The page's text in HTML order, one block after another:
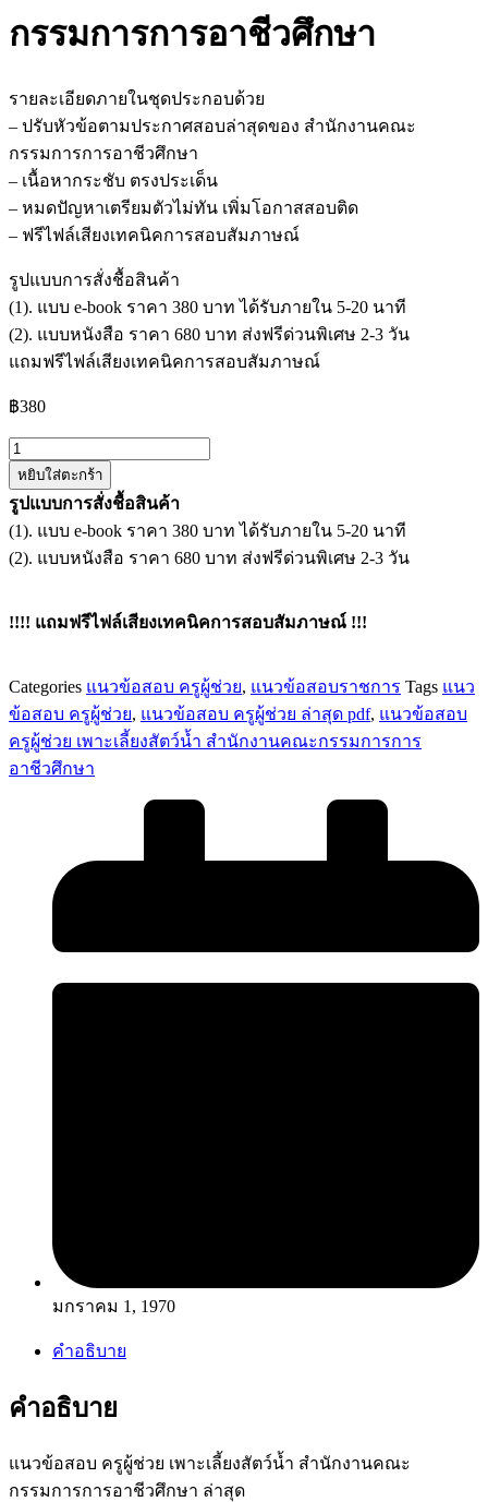
กรรมการการอาชีวศึกษา
รายละเอียดภายในชุดประกอบด้วย
– ปรับหัวข้อตามประกาศสอบล่าสุดของ สำนักงานคณะ
กรรมการการอาชีวศึกษา
– เนื้อหากระชับ ตรงประเด็น
– หมดปัญหาเตรียมตัวไม่ทัน เพิ่มโอกาสสอบติด
– ฟรีไฟล์เสียงเทคนิคการสอบสัมภาษณ์
รูปแบบการสั่งชื้อสินค้า
(1). แบบ e-book ราคา 380 บาท ได้รับภายใน 5-20 นาที
(2). แบบหนังสือ ราคา 680 บาท ส่งฟรีด่วนพิเศษ 2-3 วัน
แถมฟรีไฟล์เสียงเทคนิคการสอบสัมภาษณ์
฿380
จำนวน
แนว
ข้อสอบ
ครู
ผู้
เพาะ
น้ำ
สำนักงาน
คณะ
กรรมการ
หยิบใส่ตะกร้า
รูปแบบการสั่งชื้อสินค้า
(1). แบบ e-book ราคา 380 บาท ได้รับภายใน 5-20 นาที
(2). แบบหนังสือ ราคา 680 บาท ส่งฟรีด่วนพิเศษ 2-3 วัน
!!!! แถมฟรีไฟล์เสียงเทคนิคการสอบสัมภาษณ์ !!!
Categories แนวข้อสอบ ครูผู้ช่วย, แนวข้อสอบราชการ Tags แนว
ข้อสอบ ครูผู้ช่วย, แนวข้อสอบ ครูผู้ช่วย ล่าสุด pdf, แนวข้อสอบ
ครูผู้ช่วย เพาะเลี้ยงสัตว์น้ำ สำนักงานคณะกรรมการการ
อาชีวศึกษา
มกราคม 1, 1970
คำอธิบาย
คำอธิบาย
แนวข้อสอบ ครูผู้ช่วย เพาะเลี้ยงสัตว์น้ำ สำนักงานคณะ
กรรมการการอาชีวศึกษา ล่าสุด